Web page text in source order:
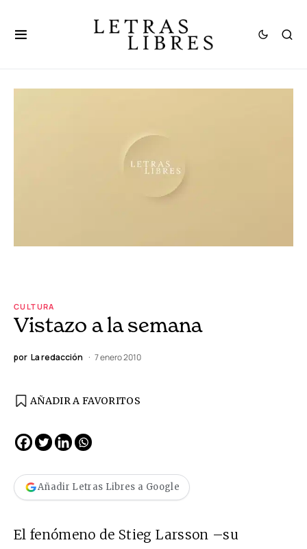
CULTURA
Vistazo a la semana
por La redacción 7 enero 2010
AÑADIR A FAVORITOS
Añadir Letras Libres a Google
El fenómeno de Stieg Larsson –su